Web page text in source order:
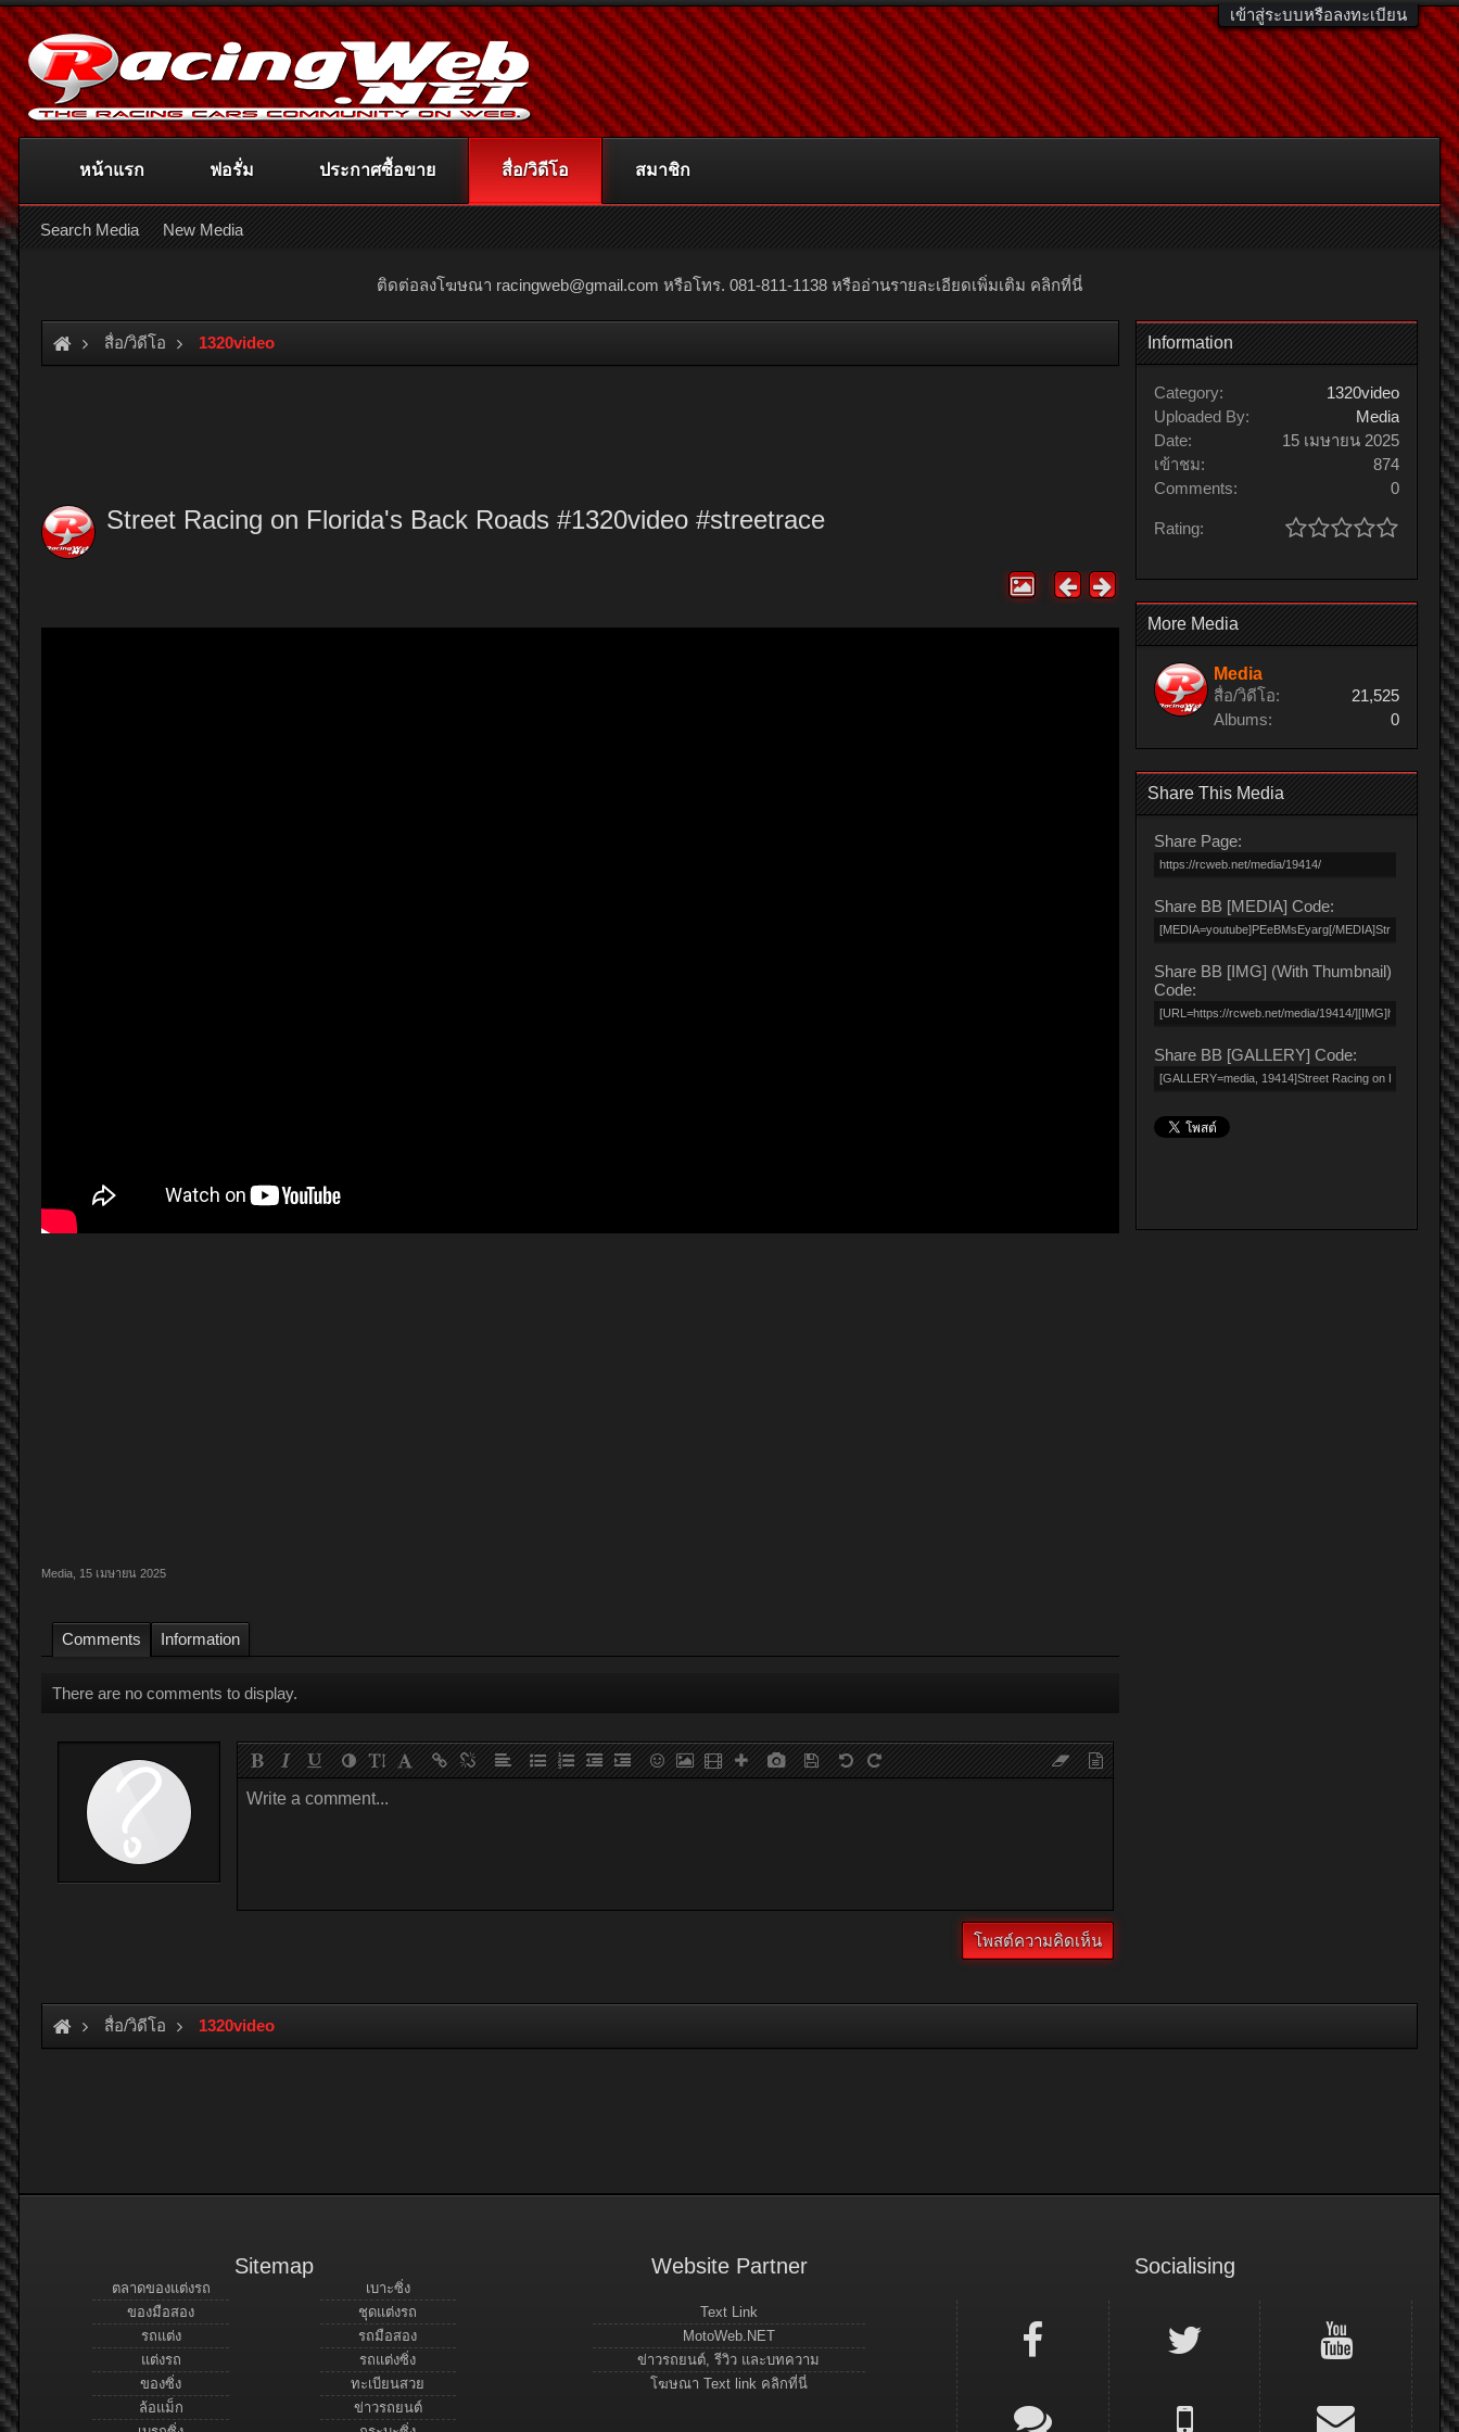
เข้าสู่ระบบหรือลงทะเบียน
ติดต่อลงโฆษณา racingweb@gmail.com หรือโทร. 081-811-1138 หรืออ่านรายละเอียดเพิ่มเติม คลิกที่นี่
สื่อ/วิดีโอ 1320video
Street Racing on Florida's Back Roads #1320video #streetrace
Media 15 เมษายน 2025
Comments Information
There are no comments to display.
Write a comment...
Information
Category:
1320video
Uploaded By:
Media
Date:
15 เมษายน 2025
เข้าชม:
874
Comments:
0
Rating:
More Media
Media
สื่อ/วิดีโอ:
21,525
Albums:
0
Share This Media
Share Page:
Share BB [MEDIA] Code:
Share BB [IMG] (With Thumbnail)
Code:
Share BB [GALLERY] Code:
สื่อ/วิดีโอ 1320video
หน้าแรก ฟอรั่ม ประกาศซื้อขาย สื่อ/วิดีโอ
Search Media New Media
สมาชิก
Sitemap
ตลาดของแต่งรถ
ของมือสอง
รถแต่ง
แต่งรถ
ของซิ่ง
ล้อแม็ก
เบาะซิ่ง
ชุดแต่งรถ
รถมือสอง
รถแต่งซิ่ง
ทะเบียนสวย
ข่าวรถยนต์
Website Partner
Text Link
MotoWeb.NET
ข่าวรถยนต์, รีวิว และบทความ
โฆษณา Text link คลิกที่นี่
Socialising